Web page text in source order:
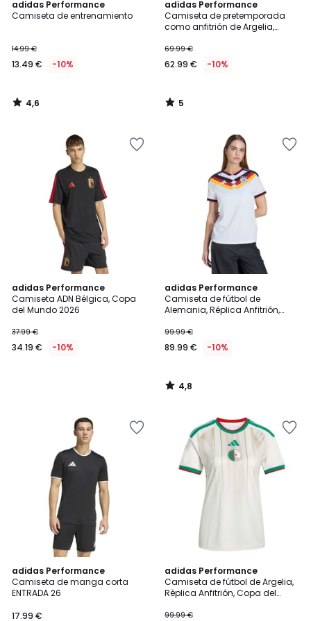
adidas Performance
Camiseta de entrenamiento
14.99 €
13.49 € -10%
4,6
/ 5
4,6
/
adidas Performance
Camiseta de pretemporada
como anfitrión de Argelia,
69.99 €
62.99 € -10%
5
/
5
5
/
adidas Performance
Camiseta ADN Bélgica, Copa
del Mundo 2026
37.99 €
34.19 € -10%
adidas Performance
Camiseta de fútbol de
Alemania, Réplica Anfitrión,
99.99 €
89.99 € -10%
4,8
/ 5
4,8
/
adidas Performance
Camiseta de manga corta
ENTRADA 26
17.99 €
4,7
/ 5
adidas Performance
Camiseta de fútbol de Argelia,
Rèplica Anfitrión, Copa del
99.99 €
5
/
5